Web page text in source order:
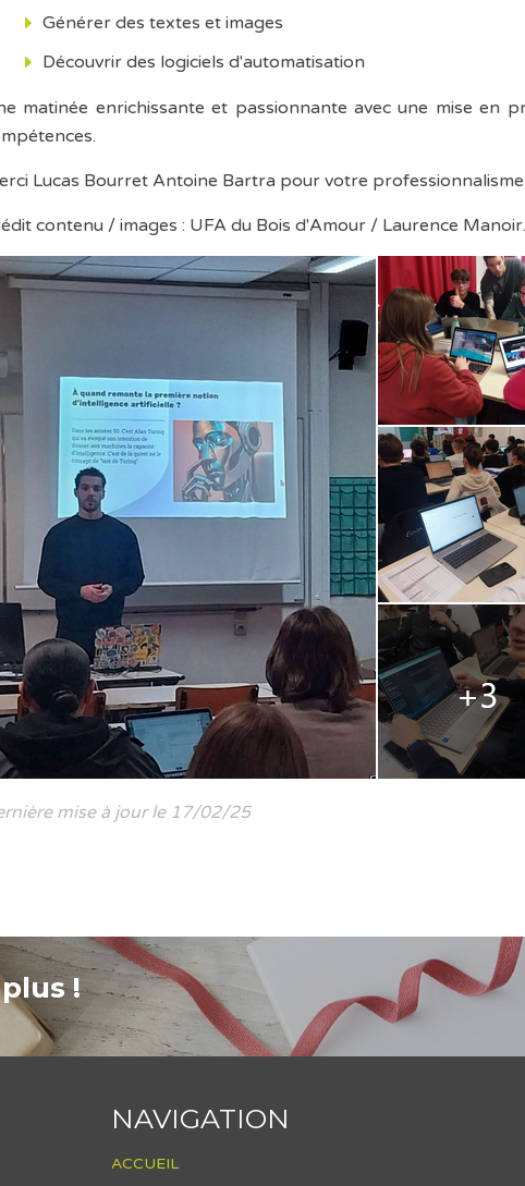
Générer des textes et images
Découvrir des logiciels d'automatisation
matinée enrichissante et passionnante avec une mise en
Lucas Bourret Antoine Bartra pour votre
contenu / images : UFA du Bois d'Amour / Laurence Manoir.
mise à jour le 17/02/25
!
NAVIGATION
ACCUEIL